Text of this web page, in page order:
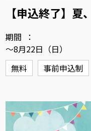
【申込終了】夏
期間
～8月22日（日）
無料
事前申込制